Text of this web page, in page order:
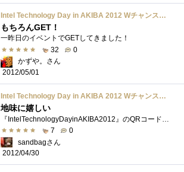
Intel Technology Day in AKIBA 2012 Wチャンスアンケート参加賞 タオル
もちろんGET！
一昨日のイベントでGETしてきました！
32
0
かずや。さん
2012/05/01
Intel Technology Day in AKIBA 2012 Wチャンスアンケート参加賞 タオル
地味に嬉しい
7
0
sandbagさん
2012/04/30